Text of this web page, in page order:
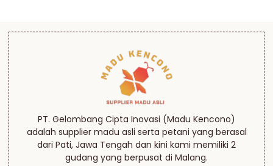
PT. Gelombang Cipta Inovasi (Madu Kencono)
adalah supplier madu asli serta petani yang berasal
dari Pati, Jawa Tengah dan kini kami memiliki 2
gudang yang berpusat di Malang.